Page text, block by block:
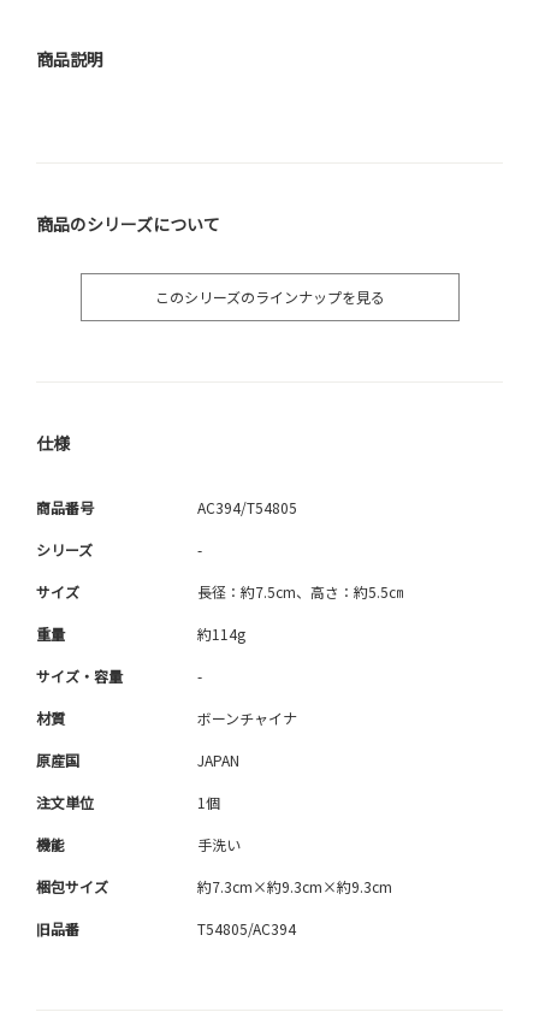
商品説明
商品のシリーズについて
このシリーズのラインナップを見る
仕様
商品番号 AC394/T54805
シリーズ -
サイズ 長径：約7.5cm、高さ：約5.5㎝
重量 約114g
サイズ・容量 -
材質 ボーンチャイナ
原産国 JAPAN
注文単位 1個
機能 手洗い
梱包サイズ 約7.3cm×約9.3cm×約9.3cm
旧品番 T54805/AC394